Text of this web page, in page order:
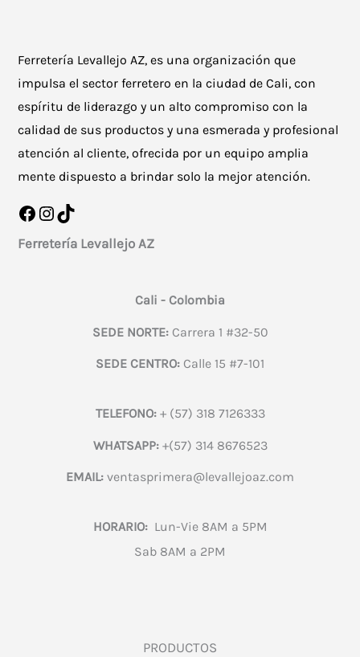
Ferretería Levallejo AZ, es una organización que
impulsa el sector ferretero en la ciudad de Cali, con
espíritu de liderazgo y un alto compromiso con la
calidad de sus productos y una esmerada y profesional
atención al cliente, ofrecida por un equipo amplia
mente dispuesto a brindar solo la mejor atención.
Facebook
Instagram
TikTok
Ferretería Levallejo AZ
Cali - Colombia
SEDE NORTE:Carrera 1 #32-50
SEDE CENTRO: Calle 15 #7-101
TELEFONO:+ (57) 318 7126333
WHATSAPP:+(57) 314 8676523
EMAIL: ventasprimera@levallejoaz.com
HORARIO:Lun-Vie 8AM a 5PM
Sab 8AM a 2PM
PRODUCTOS